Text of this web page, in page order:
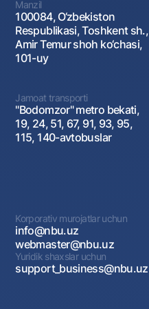
Manzil
100084, O‘zbekiston
Respublikasi, Toshkent sh.,
Amir Temur shoh ko‘chasi,
101-uy
Jamoat transporti
"Bodomzor" metro bekati,
19, 24, 51, 67, 91, 93, 95,
115, 140-avtobuslar
Korporativ murojatlar uchun
info@nbu.uz
webmaster@nbu.uz
Yuridik shaxslar uchun
support_business@nbu.uz